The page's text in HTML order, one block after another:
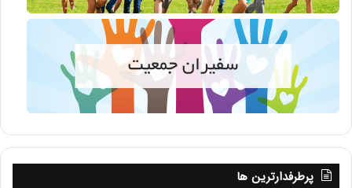
پرطرفدارترین ها